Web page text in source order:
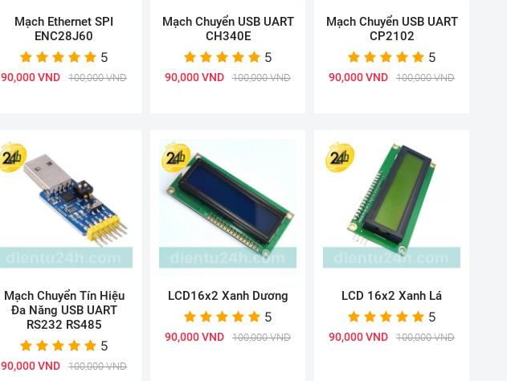
Mạch Ethernet SPI
ENC28J60
5
90,000 VND 100,000 VND
Mạch Chuyển USB UART
CH340E
5
90,000 VND 100,000 VND
Mạch Chuyển USB UART
CP2102
5
90,000 VND 100,000 VND
Mạch Chuyển Tín Hiệu
Đa Năng USB UART
RS232 RS485
5
90,000 VND 100,000 VND
LCD16x2 Xanh Dương
5
90,000 VND 100,000 VND
LCD 16x2 Xanh Lá
5
90,000 VND 100,000 VND